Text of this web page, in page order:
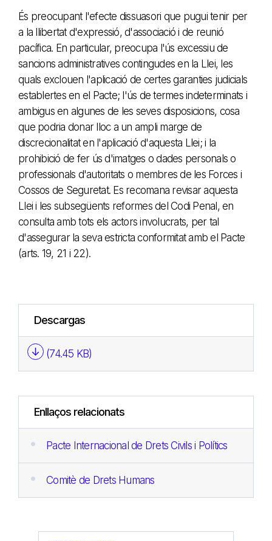
És preocupant l'efecte dissuasori que pugui tenir per
a la llibertat d'expressió, d'associació i de reunió
pacífica. En particular, preocupa l'ús excessiu de
sancions administratives contingudes en la Llei, les
quals exclouen l'aplicació de certes garanties judicials
establertes en el Pacte; l'ús de termes indeterminats i
ambigus en algunes de les seves disposicions, cosa
que podria donar lloc a un ampli marge de
discrecionalitat en l'aplicació d'aquesta Llei; i la
prohibició de fer ús d'imatges o dades personals o
professionals d'autoritats o membres de les Forces i
Cossos de Seguretat. Es recomana revisar aquesta
Llei i les subsegüents reformes del Codi Penal, en
consulta amb tots els actors involucrats, per tal
d'assegurar la seva estricta conformitat amb el Pacte
(arts. 19, 21 i 22).
Descargas
(74.45 KB)
Enllaços relacionats
Pacte Internacional de Drets Civils i Polítics
Comitè de Drets Humans